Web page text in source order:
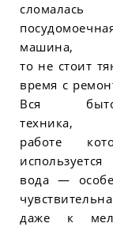
сломалась
машина,
то не стоит
время с
Вся
техника,
работе
используется
вода —
чувствительна
даже к